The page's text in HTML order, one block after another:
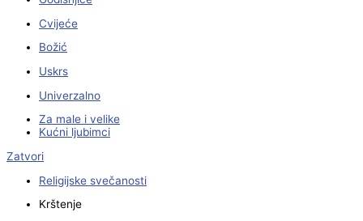
Cvijeće
Božić
Uskrs
Univerzalno
Za male i velike
Kućni ljubimci
Zatvori
Religijske svečanosti
Krštenje